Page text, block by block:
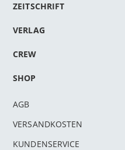
ZEITSCHRIFT
VERLAG
CREW
SHOP
AGB
VERSANDKOSTEN
KUNDENSERVICE